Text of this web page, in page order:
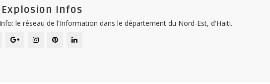
Infos
le réseau de l'Information dans le département du Nord-Est, d'Haiti.